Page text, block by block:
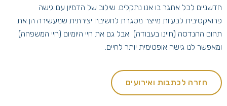
חדשניים לכל אתגר בו אנו נתקלים. שילוב של הדמיון עם גישה
פרואקטיבית לבעיות מייצר מסגרת לחשיבה יצירתית שמעשירה הן את
תחום ההנדסה (חיינו בעבודה) אבל גם את חיי היומיום (חיי המשפחה)
ומאפשר לנו גישה אופטימית יותר לחיים.
חזרה לכתבות ואירועים